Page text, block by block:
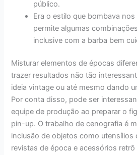
público.
Era o estilo que bombava
permite algumas
inclusive com a barba bem
Misturar elementos de épocas
trazer resultados não tão
ideia vintage ou até mesmo dando
Por conta disso, pode ser
equipe de produção ao preparar o
pin-up. O trabalho de cenografia é
inclusão de objetos como
revistas de época e acessórios retrô